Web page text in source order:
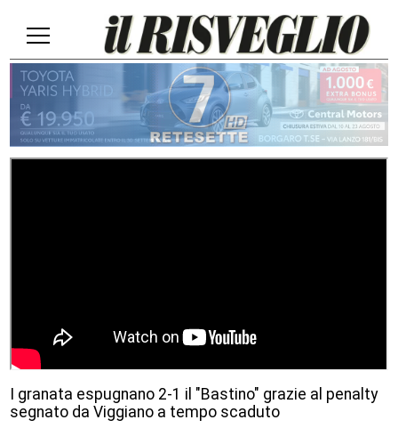
I granata espugnano 2-1 il "Bastino" grazie al penalty
segnato da Viggiano a tempo scaduto